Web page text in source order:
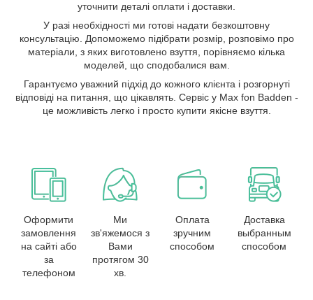
уточнити деталі оплати і доставки.
У разі необхідності ми готові надати безкоштовну
консультацію. Допоможемо підібрати розмір, розповімо про
матеріали, з яких виготовлено взуття, порівняємо кілька
моделей, що сподобалися вам.
Гарантуємо уважний підхід до кожного клієнта і розгорнуті
відповіді на питання, що цікавлять. Сервіс у Max fon Badden -
це можливість легко і просто купити якісне взуття.
Оформити
замовлення
на сайті або
за
телефоном
Ми
зв'яжемося з
Вами
протягом 30
хв.
Оплата
зручним
способом
Доставка
выбранным
способом